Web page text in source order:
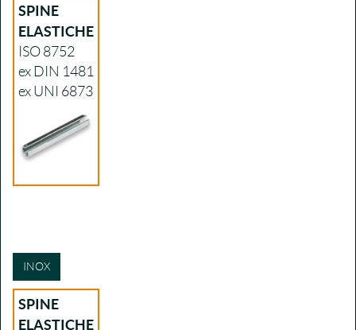
SPINE
ELASTICHE
ISO 8752
ex DIN 1481
ex UNI 6873
INOX
SPINE
ELASTICHE